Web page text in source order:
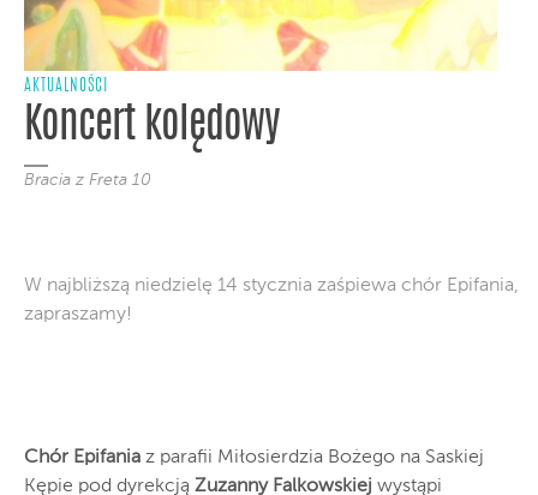
AKTUALNOŚCI
Koncert kolędowy
Bracia z Freta 10
W najbliższą niedzielę 14 stycznia zaśpiewa chór Epifania,
zapraszamy!
Chór Epifania z parafii Miłosierdzia Bożego na Saskiej
Kępie pod dyrekcją Zuzanny Falkowskiej wystąpi